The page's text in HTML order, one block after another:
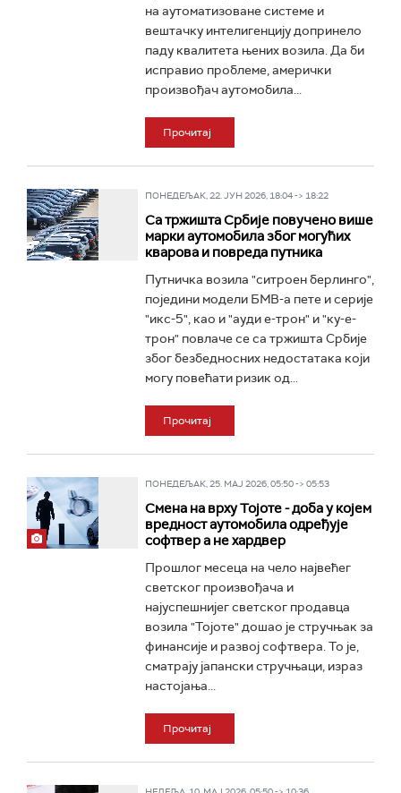
на аутоматизоване системе и
вештачку интелигенцију допринело
паду квалитета њених возила. Да би
исправио проблеме, амерички
произвођач аутомобила...
Прочитај
ПОНЕДЕЉАК, 22. ЈУН 2026, 18:04 -> 18:22
Са тржишта Србије повучено више
марки аутомобила због могућих
кварова и повреда путника
Путничка возила "ситроен берлинго",
поједини модели БМВ-а пете и серије
"икс-5", као и "ауди е-трон" и "ку-е-
трон" повлаче се са тржишта Србије
због безбедносних недостатака који
могу повећати ризик од...
Прочитај
ПОНЕДЕЉАК, 25. МАЈ 2026, 05:50 -> 05:53
Смена на врху Тојоте - доба у којем
вредност аутомобила одређује
софтвер а не хардвер
Прошлог месеца на чело највећег
светског произвођача и
најуспешнијег светског продавца
возила "Тојоте" дошао је стручњак за
финансије и развој софтвера. То је,
сматрају јапански стручњаци, израз
настојања...
Прочитај